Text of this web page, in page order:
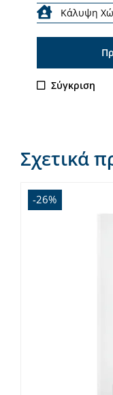
Κάλυψη
Σύγκριση
Σχετικά
-26%